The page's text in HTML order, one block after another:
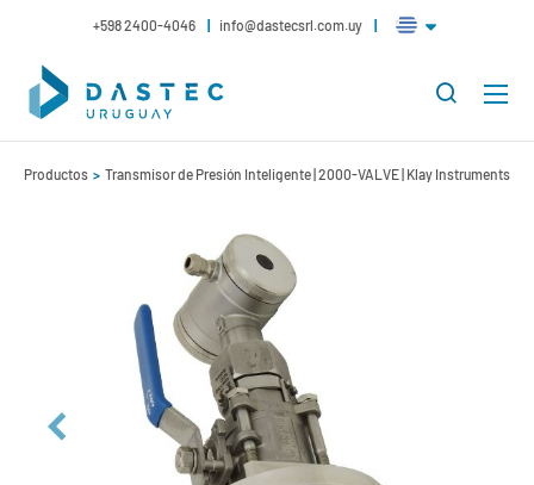
+598 2400-4046 info@dastecsrl.com.uy
Productos Transmisor de Presión Inteligente | 2000-VALVE | Klay Instruments